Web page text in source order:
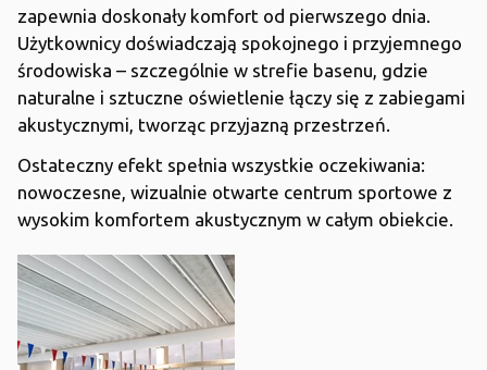
zapewnia doskonały komfort od pierwszego dnia.
Użytkownicy doświadczają spokojnego i przyjemnego
środowiska – szczególnie w strefie basenu, gdzie
naturalne i sztuczne oświetlenie łączy się z zabiegami
akustycznymi, tworząc przyjazną przestrzeń.
Ostateczny efekt spełnia wszystkie oczekiwania:
nowoczesne, wizualnie otwarte centrum sportowe z
wysokim komfortem akustycznym w całym obiekcie.